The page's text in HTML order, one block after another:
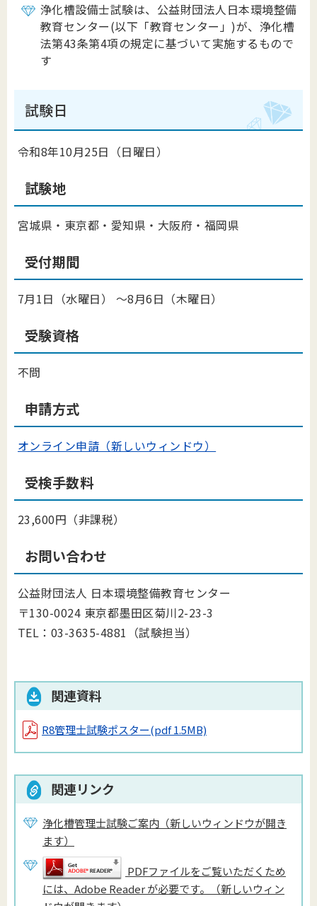
浄化槽設備士試験は、公益財団法人日本環境整備
教育センター(以下「教育センター」)が、浄化槽
法第43条第4項の規定に基づいて実施するもので
す
試験日
令和8年10月25日（日曜日）
試験地
宮城県・東京都・愛知県・大阪府・福岡県
受付期間
7月1日（水曜日） ～8月6日（木曜日）
受験資格
不問
申請方式
オンライン申請（新しいウィンドウ）
受検手数料
23,600円（非課税）
お問い合わせ
公益財団法人 日本環境整備教育センター
〒130-0024 東京都墨田区菊川2-23-3
TEL：03-3635-4881（試験担当）
関連資料
R8管理士試験ポスター(pdf 1.5MB)
関連リンク
浄化槽管理士試験ご案内（新しいウィンドウが開き
ます）
PDFファイルをご覧いただくため
には、Adobe Reader が必要です。（新しいウィン